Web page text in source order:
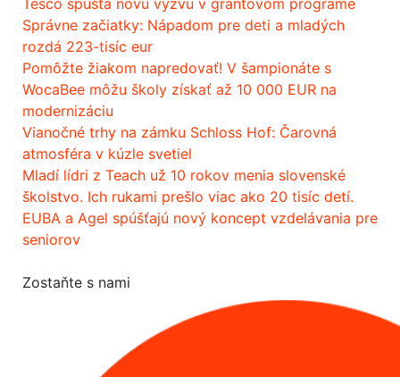
Tesco spúšťa novú výzvu v grantovom programe
Správne začiatky: Nápadom pre deti a mladých
rozdá 223-tisíc eur
Pomôžte žiakom napredovať! V šampionáte s
WocaBee môžu školy získať až 10 000 EUR na
modernizáciu
Vianočné trhy na zámku Schloss Hof: Čarovná
atmosféra v kúzle svetiel
Mladí lídri z Teach už 10 rokov menia slovenské
školstvo. Ich rukami prešlo viac ako 20 tisíc detí.
EUBA a Agel spúšťajú nový koncept vzdelávania pre
seniorov
Zostaňte s nami